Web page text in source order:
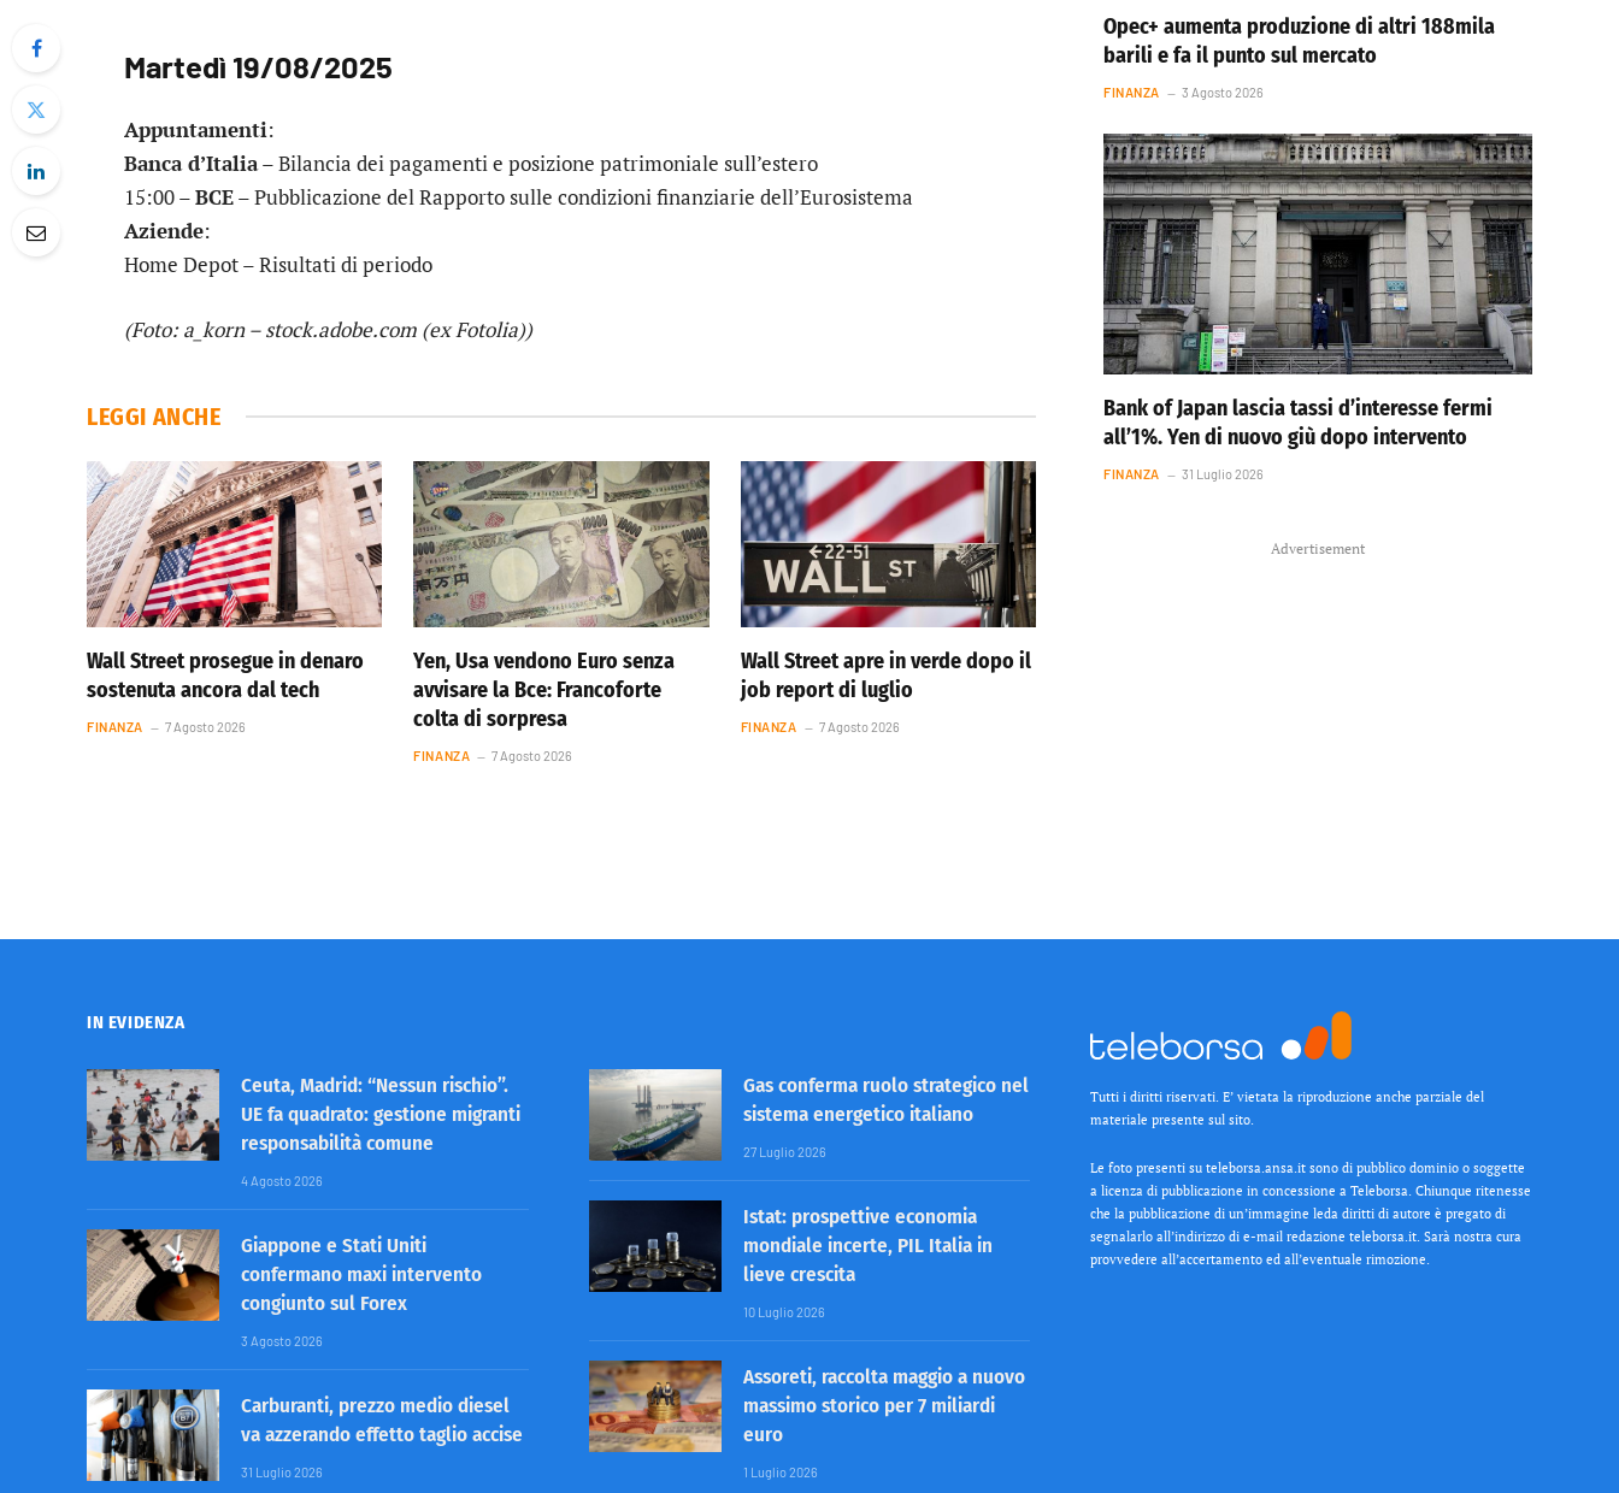
Martedì 19/08/2025
Appuntamenti:
Banca d’Italia– Bilancia dei pagamenti e posizione patrimoniale sull’estero
15:00 –BCE– Pubblicazione del Rapporto sulle condizioni finanziarie dell’Eurosistema
Aziende:
Home Depot– Risultati di periodo
(Foto: a_korn – stock.adobe.com (ex Fotolia))
LEGGI ANCHE
Wall Street prosegue in denaro
sostenuta ancora dal tech
FINANZA 7 Agosto 2026
Yen, Usa vendono Euro senza
avvisare la Bce: Francoforte
colta di sorpresa
FINANZA 7 Agosto 2026
Wall Street apre in verde dopo il
job report di luglio
FINANZA 7 Agosto 2026
Opec+ aumenta produzione di altri 188mila
barili e fa il punto sul mercato
FINANZA 3 Agosto 2026
Bank of Japan lascia tassi d’interesse fermi
all’1%. Yen di nuovo giù dopo intervento
FINANZA 31 Luglio 2026
Advertisement
IN EVIDENZA
Ceuta, Madrid: “Nessun rischio”.
UE fa quadrato: gestione migranti
responsabilità comune
4 Agosto 2026
Giappone e Stati Uniti
confermano maxi intervento
congiunto sul Forex
3 Agosto 2026
Carburanti, prezzo medio diesel
va azzerando effetto taglio accise
31 Luglio 2026
Gas conferma ruolo strategico nel
sistema energetico italiano
27 Luglio 2026
Istat: prospettive economia
mondiale incerte, PIL Italia in
lieve crescita
10 Luglio 2026
Assoreti, raccolta maggio a nuovo
massimo storico per 7 miliardi
euro
1 Luglio 2026
Tutti i diritti riservati. E’ vietata la riproduzione anche parziale del
materiale presente sul sito.
Le foto presenti su teleborsa.ansa.it sono di pubblico dominio o soggette
a licenza di pubblicazione in concessione a Teleborsa. Chiunque ritenesse
che la pubblicazione di un’immagine leda diritti di autore è pregato di
segnalarlo all’indirizzo di e-mail redazione teleborsa.it. Sarà nostra cura
provvedere all’accertamento ed all’eventuale rimozione.